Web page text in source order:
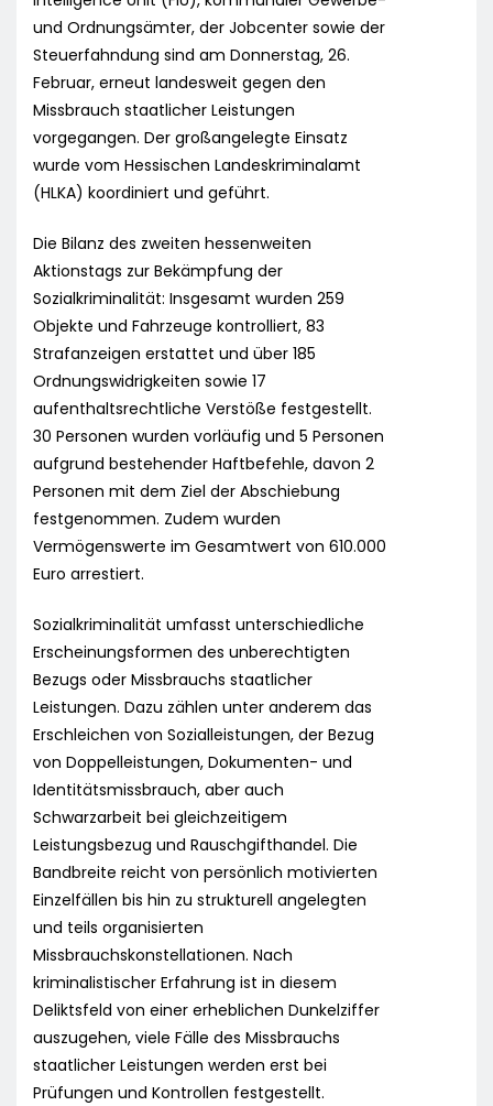
und Ordnungsämter, der Jobcenter sowie der
Steuerfahndung sind am Donnerstag, 26.
Februar, erneut landesweit gegen den
Missbrauch staatlicher Leistungen
vorgegangen. Der großangelegte Einsatz
wurde vom Hessischen Landeskriminalamt
(HLKA) koordiniert und geführt.
Die Bilanz des zweiten hessenweiten
Aktionstags zur Bekämpfung der
Sozialkriminalität: Insgesamt wurden 259
Objekte und Fahrzeuge kontrolliert, 83
Strafanzeigen erstattet und über 185
Ordnungswidrigkeiten sowie 17
aufenthaltsrechtliche Verstöße festgestellt.
30 Personen wurden vorläufig und 5 Personen
aufgrund bestehender Haftbefehle, davon 2
Personen mit dem Ziel der Abschiebung
festgenommen. Zudem wurden
Vermögenswerte im Gesamtwert von 610.000
Euro arrestiert.
Sozialkriminalität umfasst unterschiedliche
Erscheinungsformen des unberechtigten
Bezugs oder Missbrauchs staatlicher
Leistungen. Dazu zählen unter anderem das
Erschleichen von Sozialleistungen, der Bezug
von Doppelleistungen, Dokumenten- und
Identitätsmissbrauch, aber auch
Schwarzarbeit bei gleichzeitigem
Leistungsbezug und Rauschgifthandel. Die
Bandbreite reicht von persönlich motivierten
Einzelfällen bis hin zu strukturell angelegten
und teils organisierten
Missbrauchskonstellationen. Nach
kriminalistischer Erfahrung ist in diesem
Deliktsfeld von einer erheblichen Dunkelziffer
auszugehen, viele Fälle des Missbrauchs
staatlicher Leistungen werden erst bei
Prüfungen und Kontrollen festgestellt.